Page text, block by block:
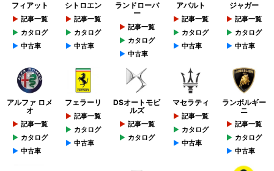
フィアット
記事一覧
カタログ
中古車
シトロエン
記事一覧
カタログ
中古車
ランドローバ
ー
記事一覧
カタログ
中古車
アバルト
記事一覧
カタログ
中古車
ジャガー
記事一覧
カタログ
中古車
アルファ ロメ
オ
記事一覧
カタログ
中古車
フェラーリ
記事一覧
カタログ
中古車
DSオートモビ
ルズ
記事一覧
カタログ
マセラティ
記事一覧
カタログ
中古車
ランボルギー
ニ
記事一覧
カタログ
中古車